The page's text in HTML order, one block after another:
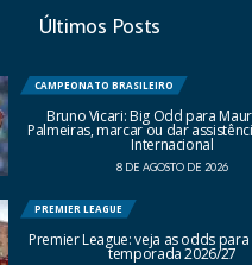
Últimos Posts
CAMPEONATO BRASILEIRO
Bruno Vicari: Big Odd para
Palmeiras, marcar ou dar
Internacional
8 DE AGOSTO DE 2026
PREMIER LEAGUE
Premier League: veja as odds
temporada 2026/27